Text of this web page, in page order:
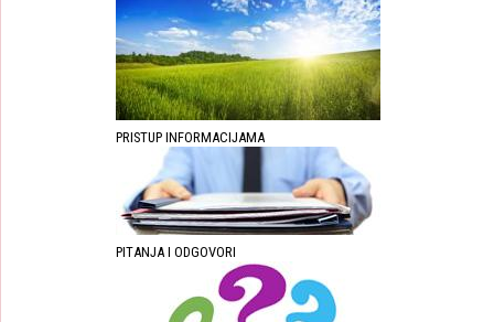
PRISTUP INFORMACIJAMA
PITANJA I ODGOVORI